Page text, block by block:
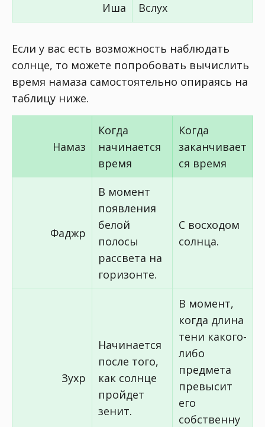
Иша Вслух
Если у вас есть возможность наблюдать
солнце, то можете попробовать вычислить
время намаза самостоятельно опираясь на
таблицу ниже.
Намаз
Когда
начинается
время
Когда
заканчивает
ся время
Фаджр
В момент
появления
белой
полосы
рассвета на
горизонте.
С восходом
солнца.
Зухр
Начинается
после того,
как солнце
пройдет
зенит.
В момент,
когда длина
тени какого-
либо
предмета
превысит
его
собственну